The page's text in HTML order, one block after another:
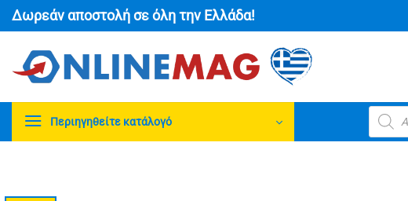
Μετάβαση
στο
περιεχόμενο
Δωρεάν αποστολή σε όλη την Ελλάδα!
Περιηγηθείτε κατάλογό
Products
search